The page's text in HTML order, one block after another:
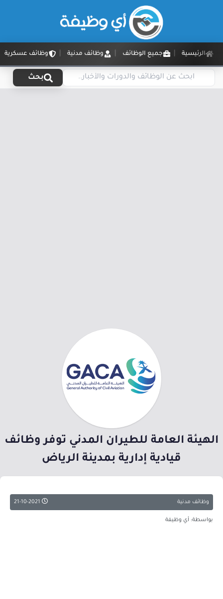
الرئيسية جميع الوظائف وظائف مدنية وظائف عسكرية
بحث
الهيئة العامة للطيران المدني توفر وظائف
قيادية إدارية بمدينة الرياض
وظائف مدنية
بواسطة: أي وظيفة